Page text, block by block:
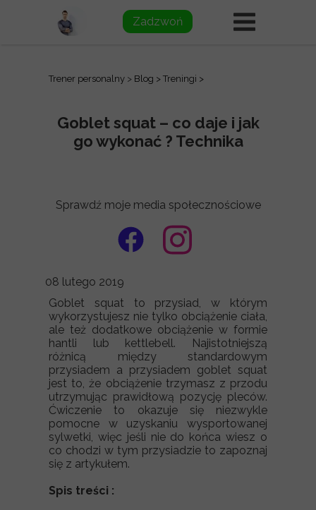
Sprawdź moje media społecznościowe
Zadzwoń
Trener personalny > Blog > Treningi >
Goblet squat to przysiad, w którym
wykorzystujesz nie tylko obciążenie ciała,
ale też dodatkowe obciążenie w formie
hantli lub kettlebell. Najistotniejszą
różnicą między standardowym
przysiadem a przysiadem goblet squat
jest to, że obciążenie trzymasz z przodu
utrzymując prawidłową pozycję pleców.
Ćwiczenie to okazuje się niezwykle
pomocne w uzyskaniu wysportowanej
sylwetki, więc jeśli nie do końca wiesz o
co chodzi w tym przysiadzie to zapoznaj
się z artykułem.
Spis treści :
08 lutego 2019
Goblet squat – co daje i jak
go wykonać ? Technika